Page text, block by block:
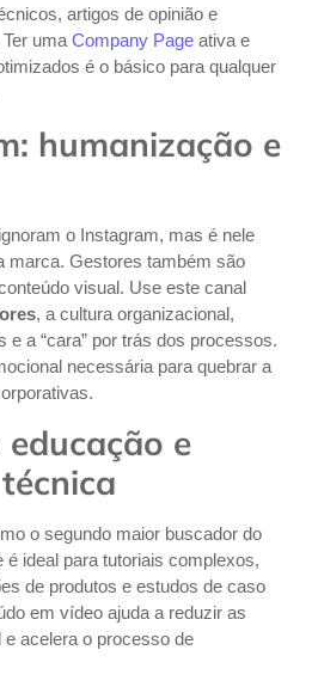
artigos de opinião e
umaCompany Page ativa e
é o básico para qualquer
humanização e
o Instagram, mas é nele
marca. Gestores também são
visual. Use este canal
, a cultura organizacional,
e a “cara” por trás dos processos.
necessária para quebrar a
educação e
o segundo maior buscador do
é ideal para tutoriais complexos,
de produtos e estudos de caso
em vídeo ajuda a reduzir as
acelera o processo de